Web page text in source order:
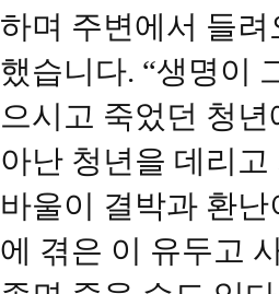
하며 주변에서 들
했습니다. “생명이
으시고 죽었던 청
아난 청년을 데리
바울이 결박과 환
에 겪은 이 유두고